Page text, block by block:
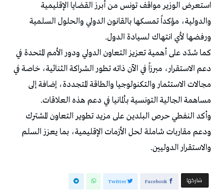
استعرض الوزير مواقف تونس من أبرز القضايا الإقليمية
والدولية، مؤكداً تمسكها بالقانون الدولي والحلول السلمية
ورفضها لأي انتهاك لسيادة الدول.
كما شدّد على أهمية تعزيز التعاون الدولي ودور الأمم المتحدة في
دعم الاستقرار، مبرزاً في الآن ذاته تطور الشراكة الثنائية، خاصة في
مجالات الاستثمار والتكنولوجيا والطاقة المتجددة، إضافة إلى
مساهمة الجالية التونسية بألمانيا في دعم هذه العلاقات.
وأكد النفطي حرص البلدين على مزيد تطوير التعاون المشترك
ودعم مقاربات شاملة لحل الأزمات الإقليمية، بما يعزز السلم
والاستقرار الدوليين.
‫‫ شاركها‬ Facebook
Twitter